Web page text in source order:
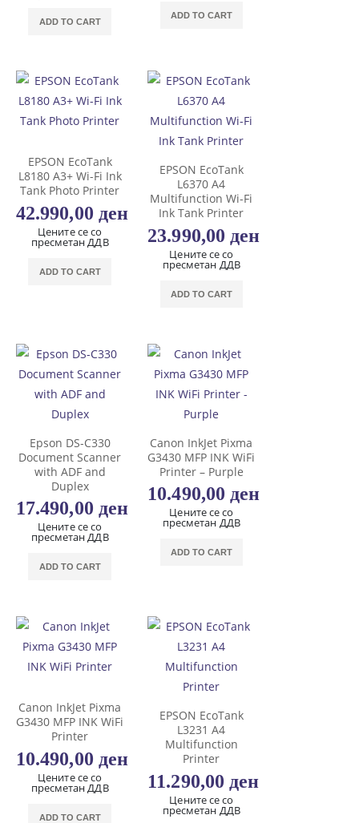
ADD TO CART
ADD TO CART
EPSON EcoTank
L8180 A3+ Wi-Fi Ink
Tank Photo Printer
42.990,00 ден
Цените се со
пресметан ДДВ
ADD TO CART
EPSON EcoTank
L6370 A4
Multifunction Wi-Fi
Ink Tank Printer
23.990,00 ден
Цените се со
пресметан ДДВ
ADD TO CART
Epson DS-C330
Document Scanner
with ADF and
Duplex
17.490,00 ден
Цените се со
пресметан ДДВ
ADD TO CART
Canon InkJet Pixma
G3430 MFP INK WiFi
Printer – Purple
10.490,00 ден
Цените се со
пресметан ДДВ
ADD TO CART
Canon InkJet Pixma
G3430 MFP INK WiFi
Printer
10.490,00 ден
Цените се со
пресметан ДДВ
ADD TO CART
EPSON EcoTank
L3231 A4
Multifunction
Printer
11.290,00 ден
Цените се со
пресметан ДДВ